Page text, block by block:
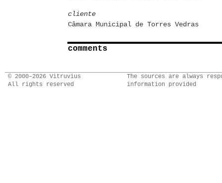
cliente
Câmara Municipal de Torres Vedras
comments
© 2000–2026 Vitruvius
All rights reserved
The sources are always
information provided